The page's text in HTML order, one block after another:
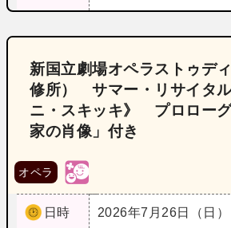
新国立劇場オペラストゥデ
修所） サマー・リサイタ
ニ・スキッキ》 プロロー
家の肖像」付き
オペラ
日時
2026年7月26日（日）